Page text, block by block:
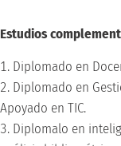
Estudios
Diplomado en
Diplomado en
Apoyado en TIC.
Diplomalo en